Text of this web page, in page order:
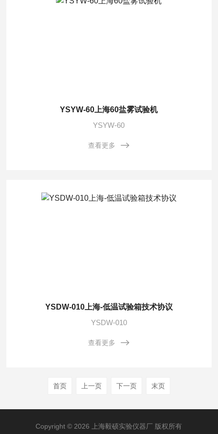
YSYW-60上海60盐雾试验机
YSYW-60
查看更多
YSDW-010上海-低温试验箱技术协议
YSDW-010
查看更多
首页 上一页 下一页 末页
Copyright © 2026 上海毅硕实验仪器厂 版权所有